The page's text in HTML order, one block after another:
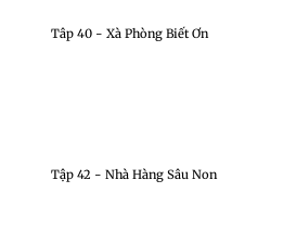
Tâp 40 - Xà Phòng Biết Ơn
Tập 42 - Nhà Hàng Sâu Non